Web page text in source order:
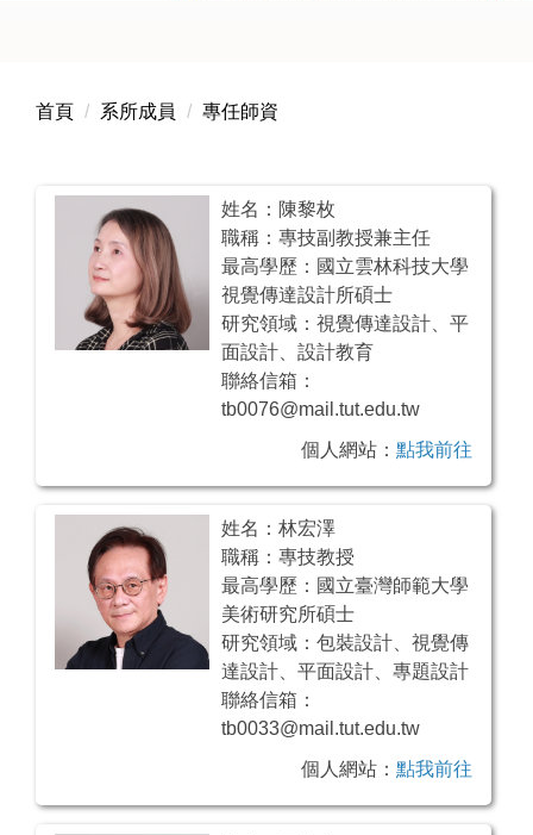
首頁 系所成員 專任師資
姓名：陳黎枚
職稱：專技副教授兼主任
最高學歷：國立雲林科技大學
視覺傳達設計所碩士
研究領域：視覺傳達設計、平
面設計、設計教育
聯絡信箱：
tb0076@mail.tut.edu.tw
個人網站： 點我前往
姓名：林宏澤
職稱：專技教授
最高學歷：國立臺灣師範大學
美術研究所碩士
研究領域：包裝設計、視覺傳
達設計、平面設計、專題設計
聯絡信箱：
tb0033@mail.tut.edu.tw
個人網站： 點我前往